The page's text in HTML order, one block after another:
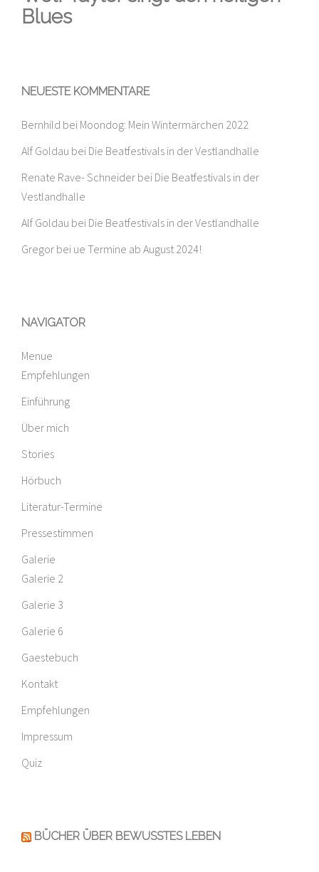
Blues
NEUESTE KOMMENTARE
Bernhild bei Moondog: Mein Wintermärchen 2022
Alf Goldau bei Die Beatfestivals in der Vestlandhalle
Renate Rave- Schneider bei Die Beatfestivals in der
Vestlandhalle
Alf Goldau bei Die Beatfestivals in der Vestlandhalle
Gregor bei ue Termine ab August 2024!
NAVIGATOR
Menue
Empfehlungen
Einführung
Über mich
Stories
Hörbuch
Literatur-Termine
Pressestimmen
Galerie
Galerie 2
Galerie 3
Galerie 6
Gaestebuch
Kontakt
Empfehlungen
Impressum
Quiz
BÜCHER ÜBER BEWUSSTES LEBEN